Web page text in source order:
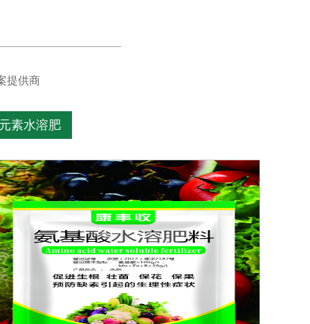
提供商
素水溶肥